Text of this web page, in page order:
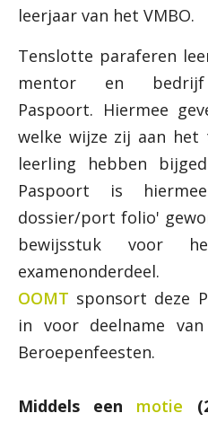
leerjaar van het VMBO.
Tenslotte paraferen
mentor en
Paspoort. Hiermee
welke wijze zij aan het
leerling hebben
Paspoort is
dossier/port folio'
bewijsstuk voor
OOMT sponsort deze
in voor deelname
Beroepenfeesten.
Middels een motie